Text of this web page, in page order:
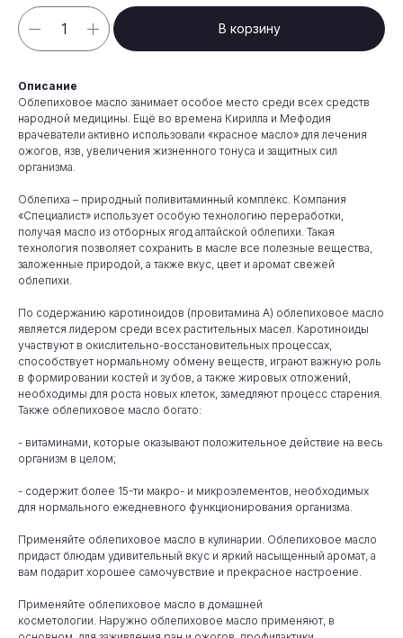
В корзину
Описание
Облепиховое масло занимает особое место среди всех средств
народной медицины. Ещё во времена Кирилла и Мефодия
врачеватели активно использовали «красное масло» для лечения
ожогов, язв, увеличения жизненного тонуса и защитных сил
организма.
Облепиха – природный поливитаминный комплекс. Компания
«Специалист» использует особую технологию переработки,
получая масло из отборных ягод алтайской облепихи. Такая
технология позволяет сохранить в масле все полезные вещества,
заложенные природой, а также вкус, цвет и аромат свежей
облепихи.
По содержанию каротиноидов (провитамина А) облепиховое масло
является лидером среди всех растительных масел. Каротиноиды
участвуют в окислительно-восстановительных процессах,
способствует нормальному обмену веществ, играют важную роль
в формировании костей и зубов, а также жировых отложений,
необходимы для роста новых клеток, замедляют процесс старения.
Также облепиховое масло богато:
- витаминами, которые оказывают положительное действие на весь
организм в целом;
- содержит более 15-ти макро- и микроэлементов, необходимых
для нормального ежедневного функционирования организма.
Применяйте облепиховое масло в кулинарии. Облепиховое масло
придаст блюдам удивительный вкус и яркий насыщенный аромат, а
вам подарит хорошее самочувствие и прекрасное настроение.
Применяйте облепиховое масло в домашней
косметологии. Наружно облепиховое масло применяют, в